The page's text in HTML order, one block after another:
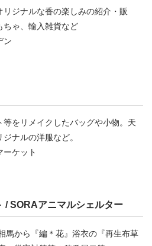
ジナルな香の楽しみの紹介・販
ちゃ、輸入雑貨など
ン
をリメイクしたバッグや小物。天
ナルの洋服など。
ーケット
/ SORAアニマルシェルター
馬から『編＊花』浴衣の『再生布草